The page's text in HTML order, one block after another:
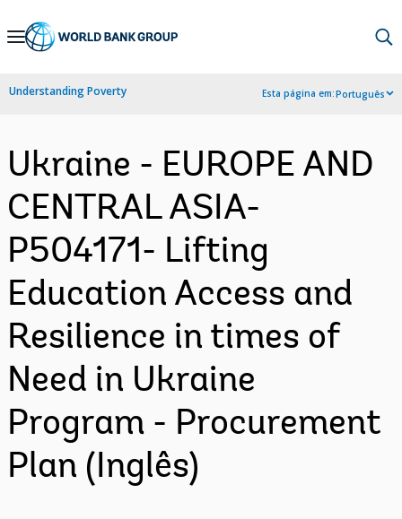
Skip
Navigation
Understanding Poverty Esta página em:Português
Ukraine - EUROPE AND
CENTRAL ASIA-
P504171- Lifting
Education Access and
Resilience in times of
Need in Ukraine
Program - Procurement
Plan (Inglês)